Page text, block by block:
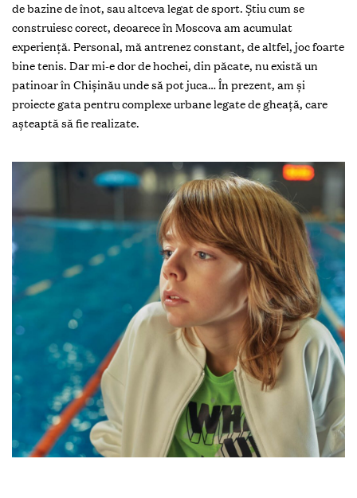
de bazine de înot, sau altceva legat de sport. Știu cum se
construiesc corect, deoarece în Moscova am acumulat
experiență. Personal, mă antrenez constant, de altfel, joc foarte
bine tenis. Dar mi-e dor de hochei, din păcate, nu există un
patinoar în Chișinău unde să pot juca… În prezent, am și
proiecte gata pentru complexe urbane legate de gheață, care
așteaptă să fie realizate.